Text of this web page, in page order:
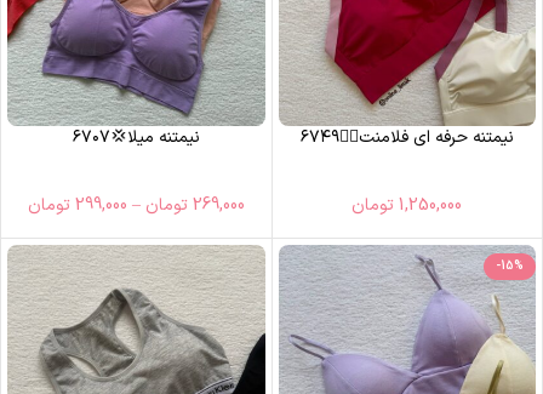
نیمتنه حرفه ای فلامنت🏃‍♀️۶۷۴۹
1,250,000 تومان
نیمتنه میلا💢۶۷۰۷
269,000 تومان –
299,000 تومان
-15%